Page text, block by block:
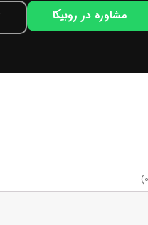
مشاوره در روبیکا